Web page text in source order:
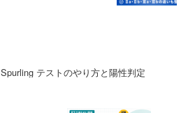
Spurling テストのやり方と陽性判定